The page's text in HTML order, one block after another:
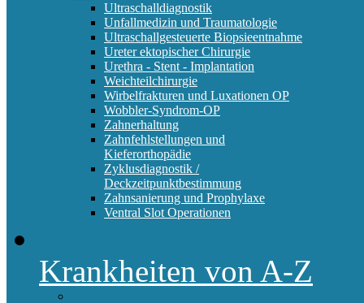
Ultraschalldiagnostik
Unfallmedizin und Traumatologie
Ultraschallgesteuerte Biopsieentnahme
Ureter ektopischer Chirurgie
Urethra - Stent - Implantation
Weichteilchirurgie
Wirbelfrakturen und Luxationen OP
Wobbler-Syndrom-OP
Zahnerhaltung
Zahnfehlstellungen und
Kieferorthopädie
Zyklusdiagnostik /
Deckzeitpunktbestimmung
Zahnsanierung und Prophylaxe
Ventral Slot Operationen
Krankheiten von A-Z